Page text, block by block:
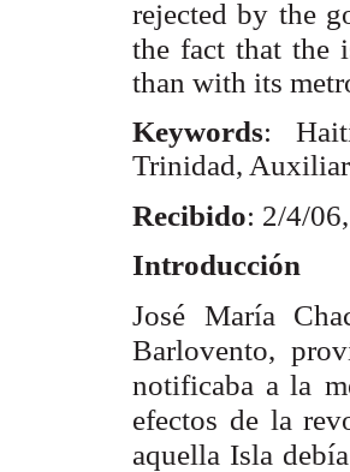
rejected by the
the fact that the
than with its
Keywords:
Trinidad,
Recibido: 2/4/06,
Introducción
José María
Barlovento,
notificaba a la
efectos de la
aquella Isla